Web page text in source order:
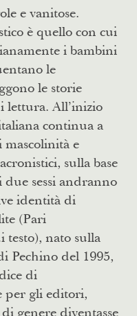
e vanitose.
è quello con cui
i bambini
le
le storie
lettura. All’inizio
continua a
e
sulla base
sessi andranno
identità di
(Pari
nato sulla
Pechino del 1995,
di
per gli editori,
genere diventasse